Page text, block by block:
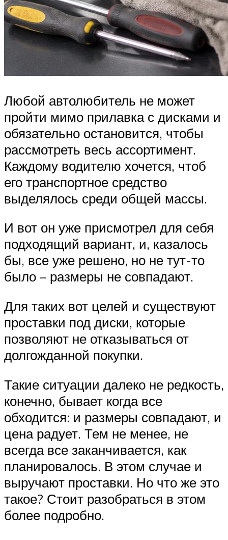
Любой автолюбитель не может
пройти мимо прилавка с дисками и
обязательно остановится, чтобы
рассмотреть весь ассортимент.
Каждому водителю хочется, чтоб
его транспортное средство
выделялось среди общей массы.
И вот он уже присмотрел для себя
подходящий вариант, и, казалось
бы, все уже решено, но не тут-то
было – размеры не совпадают.
Для таких вот целей и существуют
проставки под диски, которые
позволяют не отказываться от
долгожданной покупки.
Такие ситуации далеко не редкость,
конечно, бывает когда все
обходится: и размеры совпадают, и
цена радует. Тем не менее, не
всегда все заканчивается, как
планировалось. В этом случае и
выручают проставки. Но что же это
такое? Стоит разобраться в этом
более подробно.